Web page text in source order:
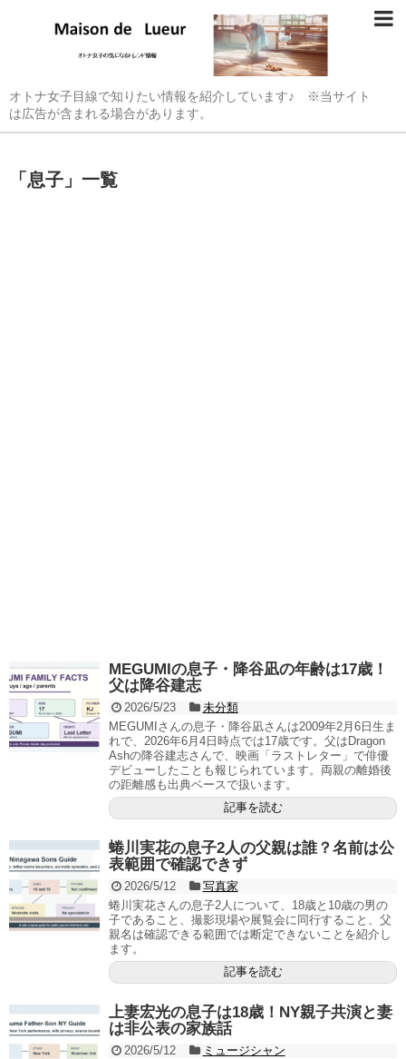
オトナ女子目線で知りたい情報を紹介しています♪ ※当サイト
は広告が含まれる場合があります。
「 息子 」 一覧
MEGUMIの息子・降谷凪の年齢は17歳！
父は降谷建志
2026/5/23
未分類
MEGUMIさんの息子・降谷凪さんは2009年2月6日生ま
れで、2026年6月4日時点では17歳です。父はDragon
Ashの降谷建志さんで、映画「ラストレター」で俳優
デビューしたことも報じられています。両親の離婚後
の距離感も出典ベースで扱います。
記事を読む
蜷川実花の息子2人の父親は誰？名前は公
表範囲で確認できず
2026/5/12
写真家
蜷川実花さんの息子2人について、18歳と10歳の男の
子であること、撮影現場や展覧会に同行すること、父
親名は確認できる範囲では断定できないことを紹介し
ます。
記事を読む
上妻宏光の息子は18歳！NY親子共演と妻
は非公表の家族話
2026/5/12
ミュージシャン